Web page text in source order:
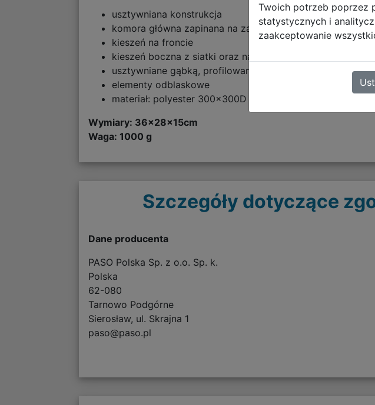
usztywniana konstrukcja
komora główna zapinana na zamek oraz przegrody
kieszeń na froncie
kieszeń boczna z siatki oraz na zamek
usztywniane gąbką, profilowane plecy
elementy odblaskowe
materiał: polyester 300x300D
Wymiary: 36x28x15cm
Waga: 1000 g
Szczegóły dotyczące
Dane producenta
PASO Polska Sp. z o.o. Sp. k.
Polska
62-080
Tarnowo Podgórne
Sierosław, ul. Skrajna 1
paso@paso.pl
Twoich potrzeb poprzez
statystycznych i
zaakceptowanie